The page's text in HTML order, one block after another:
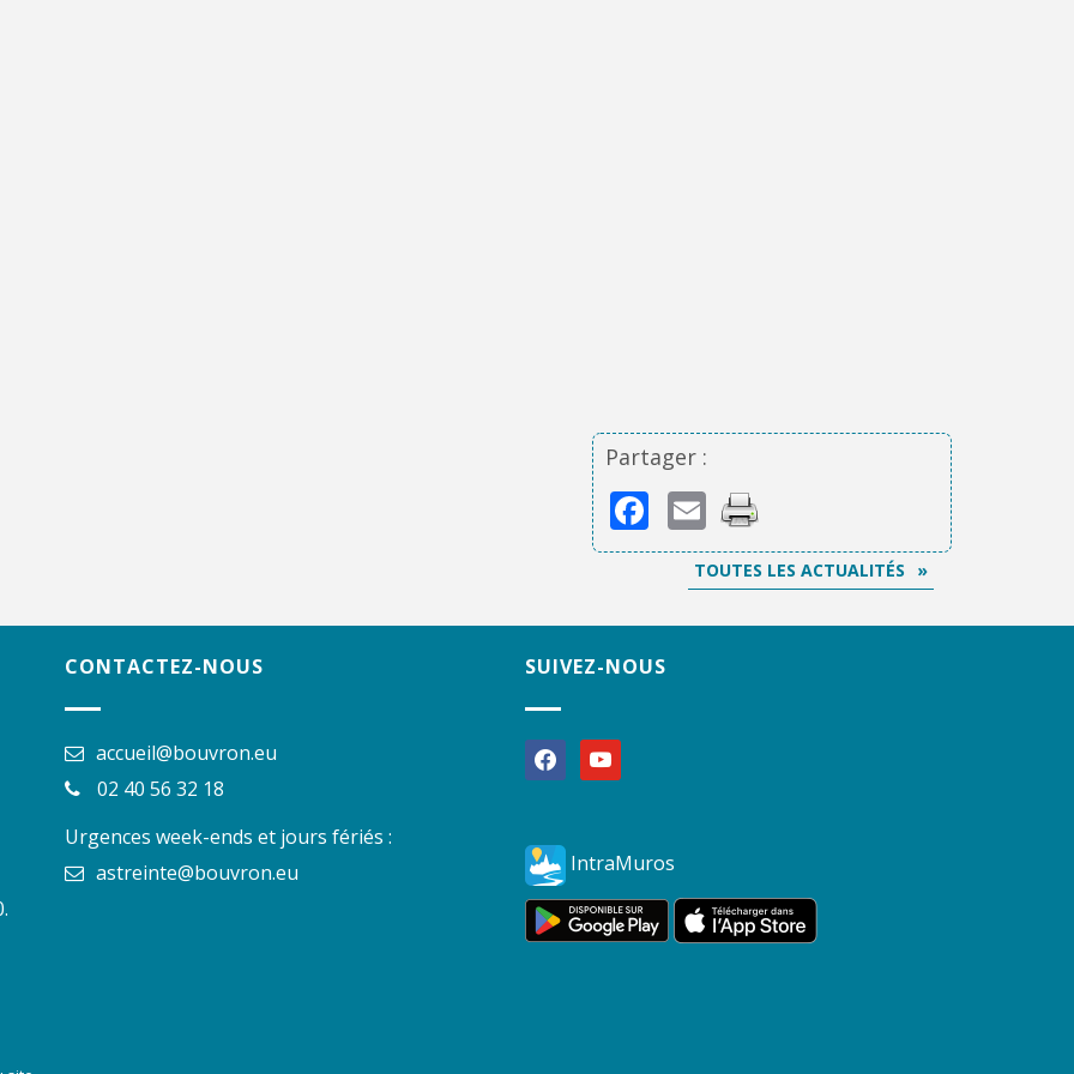
Partager :
Facebook
Email
TOUTES LES ACTUALITÉS
CONTACTEZ-NOUS
accueil@bouvron.eu
02 40 56 32 18
Urgences week-ends et jours fériés :
astreinte@bouvron.eu
SUIVEZ-NOUS
facebookyoutube
IntraMuros